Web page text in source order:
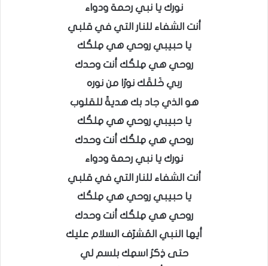
نورك يا نبي رحمة ودواء
أنت الشفاء للنار التي في قلبي
يا حبيبي روحي هي مِلكُك
روحي هي مِلكُك أنت وحدك
ربي خَلقَك نورًا من نوره
هو الذي جاد بك هديةً للقلوب
يا حبيبي روحي هي مِلكُك
روحي هي مِلكُك أنت وحدك
نورك يا نبي رحمة ودواء
أنت الشفاء للنار التي في قلبي
يا حبيبي روحي هي مِلكُك
روحي هي مِلكُك أنت وحدك
أيها النبي المُشرّف السلام عليك
حتى ذِكرُ اسمِك بلسم لي